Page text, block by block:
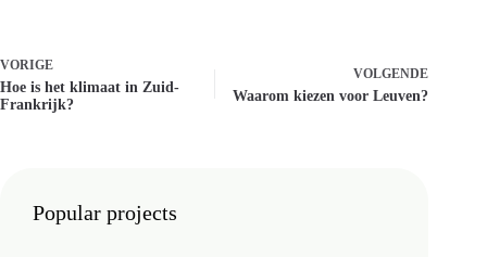
VORIGE
Hoe is het klimaat in Zuid-
Frankrijk?
VOLGENDE
Waarom kiezen voor Leuven?
Popular projects